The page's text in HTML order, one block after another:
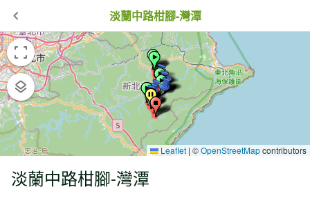
淡蘭中路柑腳-灣潭
Leaflet | ©OpenStreetMapcontributors
淡蘭中路柑腳-灣潭